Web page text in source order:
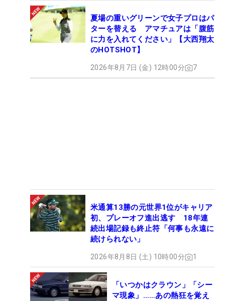
夏場の重いグリーンで女子プロはパ
ターを替える アマチュアは「腹筋
に力を入れてください」【大西翔太
のHOTSHOT】
2026年8月7日 (金) 12時00分 7
米通算13勝の元世界1位がキャリア
初、プレーオフ進出逃す 18年連
続出場記録も終止符「何事も永遠に
続けられない」
2026年8月8日 (土) 10時00分 1
「いつかはクラウン」「シー
マ現象」……あの熱狂を覚え